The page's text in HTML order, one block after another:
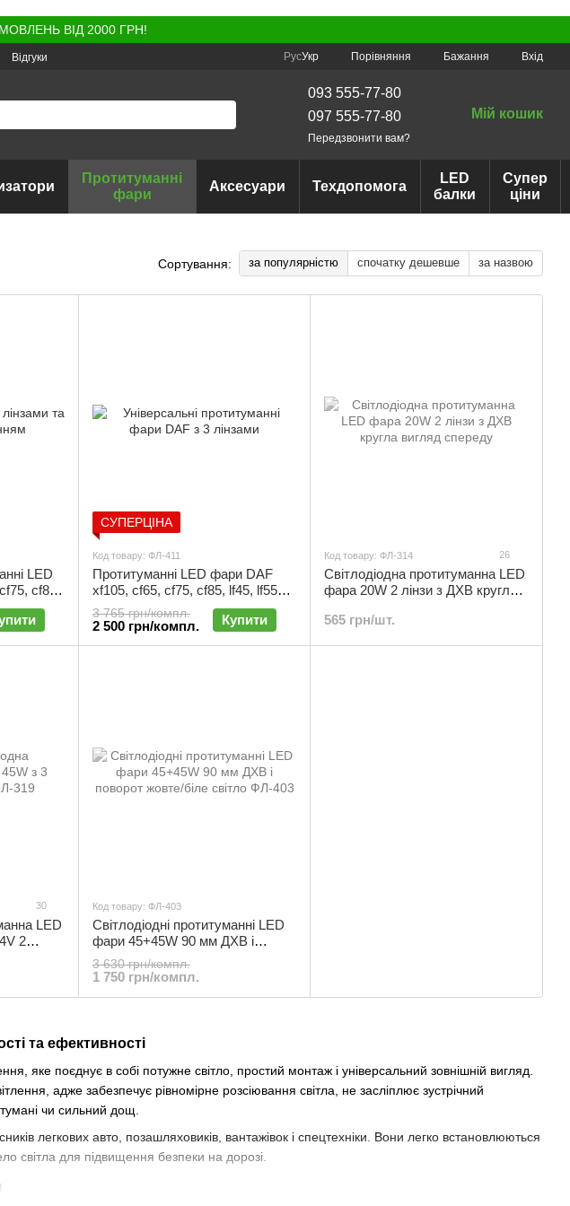
ВІД 2000 ГРН!
Відгуки РусУкр Порівняння Бажання Вхід
093 555-77-80
097 555-77-80
Передзвонити вам?
Мій кошик
Протитуманні
фари
Аксесуари Техдопомога
LED
балки
Супер
ціни
Сортування: за популярністю спочатку дешевше за назвою
та ефективності
яке поєднує в собі потужне світло, простий монтаж і універсальний зовнішній вигляд.
адже забезпечує рівномірне розсіювання світла, не засліплює зустрічний
чи сильний дощ.
легкових авто, позашляховиків, вантажівок і спецтехніки. Вони легко встановлюються
світла для підвищення безпеки на дорозі.
LED
cf85,
(2шт) |
СУПЕРЦІНА
Код товару: ФЛ-411
Протитуманні LED фари DAF
xf105, cf65, cf75, cf85, lf45, lf55
(100мм) з ДХО (2шт) | ФЛ-411
3 765 грн/компл.
2 500 грн/компл. Купити
Код товару: ФЛ-314 26
Cвітлодіодна протитуманна LED
фара 20W 2 лінзи з ДХВ кругла |
565 грн/шт.
30
LED
2
Код товару: ФЛ-403
Світлодіодні протитуманні LED
фари 45+45W 90 мм ДХВ і
поворот жовте/біле світло (2шт)
| ФЛ-403
3 630 грн/компл.
1 750 грн/компл.